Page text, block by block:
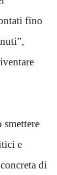
fino
e
di